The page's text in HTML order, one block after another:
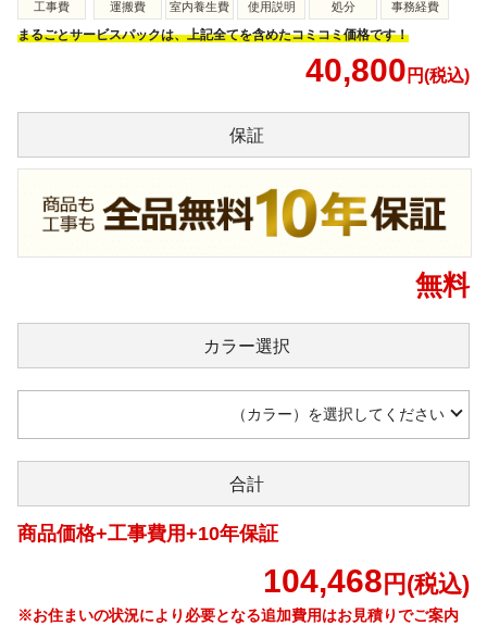
工事費 運搬費 室内養生費 使用説明 処分 事務経費
まるごとサービスパックは、上記全てを含めたコミコミ価格です！
40,800 円(税込)
保証
無料
カラー選択
（カラー）を選択してください
合計
商品価格+工事費用+10年保証
104,468 円(税込)
※お住まいの状況により必要となる追加費用はお見積りでご案内